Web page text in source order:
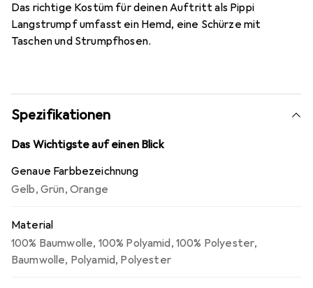
Das richtige Kostüm für deinen Auftritt als Pippi
Langstrumpf umfasst ein Hemd, eine Schürze mit
Taschen und Strumpfhosen.
Spezifikationen
Das Wichtigste auf einen Blick
Genaue Farbbezeichnung
Gelb, Grün, Orange
Material
100% Baumwolle, 100% Polyamid, 100% Polyester,
Baumwolle, Polyamid, Polyester